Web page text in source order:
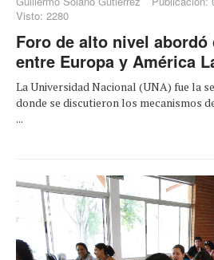
Visto: 2280
Foro de alto nivel abordó
entre Europa y América
La Universidad Nacional (UNA) fue la
donde se discutieron los mecanismos
...